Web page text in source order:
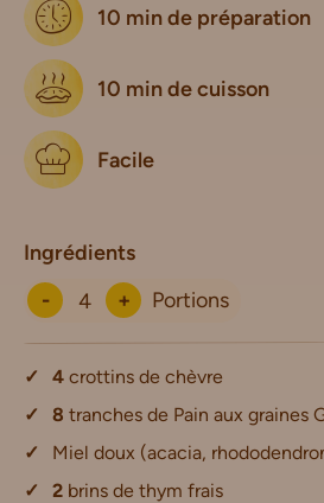
10 min de préparation
10 min de cuisson
Facile
Ingrédients
-
+ Portions
4 crottins de chèvre
8 tranches de Pain aux graines
Miel doux (acacia,
2 brins de thym frais